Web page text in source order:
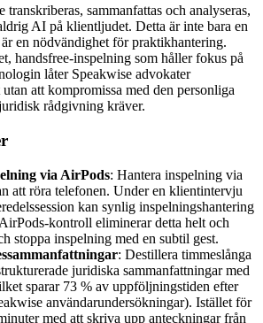
transkriberas, sammanfattas och analyseras,
AI på klientljudet. Detta är inte bara en
en nödvändighet för praktikhantering.
handsfree-inspelning som håller fokus på
låter Speakwise advokater
att kompromissa med den personliga
rådgivning kräver.
via AirPods: Hantera inspelning via
att röra telefonen. Under en klientintervju
kan synlig inspelningshantering
kontroll eliminerar detta helt och
stoppa inspelning med en subtil gest.
: Destillera timmeslånga
juridiska sammanfattningar med
sparar 73 % av uppföljningstiden efter
användarundersökningar). Istället för
med att skriva upp anteckningar från